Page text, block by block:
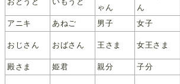
ゃん
ん
アニキ
あねご 男子 女子
おじさん おばさん 王さま 女王さま
殿さま
姫君 親分 子分